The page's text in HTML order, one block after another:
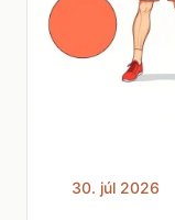
30. júl 2026